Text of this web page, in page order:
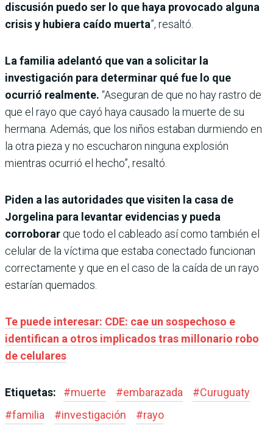
discusión puedo ser lo que haya provocado alguna
crisis y hubiera caído muerta”, resaltó.
La familia adelantó que van a solicitar la
investigación para determinar qué fue lo que
ocurrió realmente. “Aseguran de que no hay rastro de
que el rayo que cayó haya causado la muerte de su
hermana. Además, que los niños estaban durmiendo en
la otra pieza y no escucharon ninguna explosión
mientras ocurrió el hecho”, resaltó.
Piden a las autoridades que visiten la casa de
Jorgelina para levantar evidencias y pueda
corroborar que todo el cableado así como también el
celular de la víctima que estaba conectado funcionan
correctamente y que en el caso de la caída de un rayo
estarían quemados.
Te puede interesar: CDE: cae un sospechoso e
identifican a otros implicados tras millonario robo
de celulares
Etiquetas: #muerte #embarazada #Curuguaty
#familia #investigación #rayo